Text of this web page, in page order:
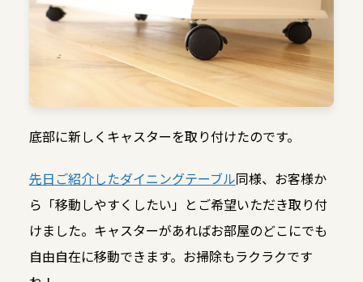
底部に新しくキャスターを取り付けたのです。
先日ご紹介したダイニングテーブル同様、お客様か
ら「移動しやすくしたい」とご希望いただき取り付
けました。キャスターがあればお部屋のどこにでも
自由自在に移動できます。お掃除もラクラクです